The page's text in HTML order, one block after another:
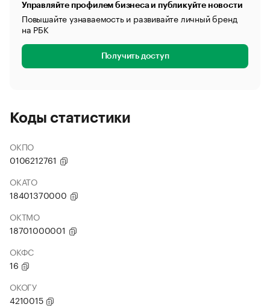
Управляйте профилем бизнеса и публикуйте новости
Повышайте узнаваемость и развивайте личный бренд
на РБК
Получить доступ
Коды статистики
ОКПО
0106212761
ОКАТО
18401370000
ОКТМО
18701000001
ОКФС
16
ОКОГУ
4210015